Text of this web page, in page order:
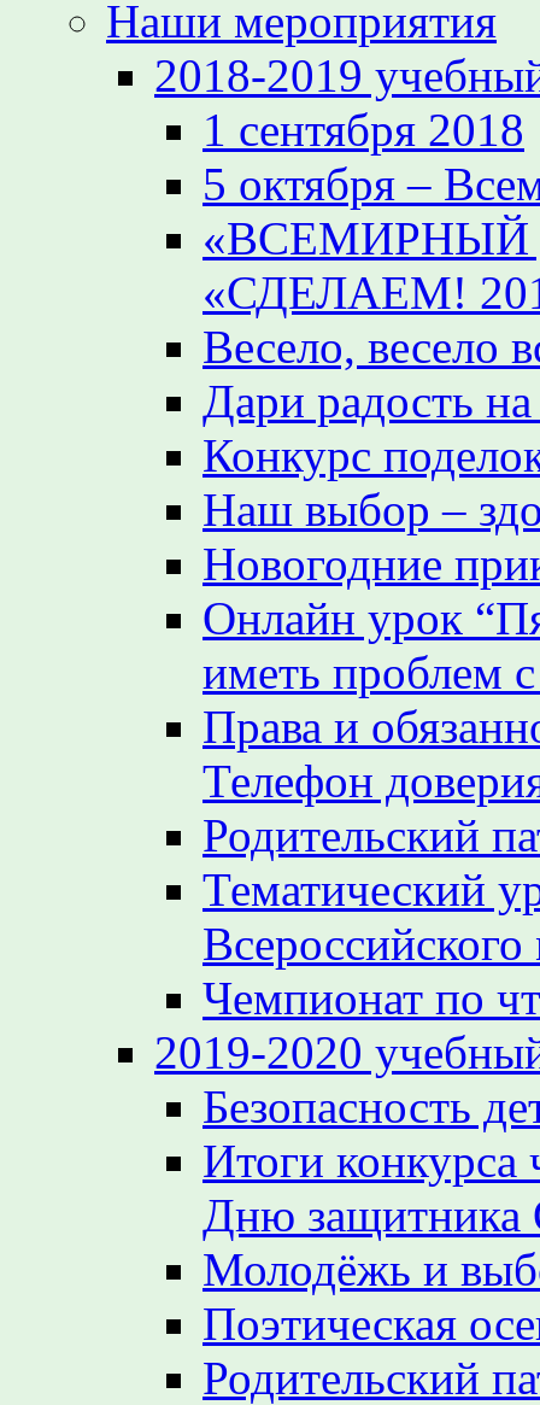
Наши мероприятия
2018-2019
1 сентября 2018
5 октября –
«ВСЕМИРНЫЙ
«СДЕЛАЕМ!
Весело, весело
Дари радость
Конкурс
Наш выбор –
Новогодние
Онлайн урок
иметь проблем
Права и
Телефон
Родительский
Тематический
Чемпионат по
2019-2020
Безопасность
Итоги конкурса
Дню защитника
Молодёжь и
Поэтическая
Родительский